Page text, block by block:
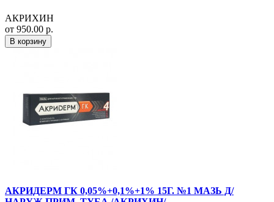
АКРИХИН
от 950.00 р.
В корзину
АКРИДЕРМ ГК 0,05%+0,1%+1% 15Г. №1 МАЗЬ Д/